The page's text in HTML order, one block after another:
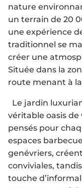
nature
un terrain de 20
une expérience
traditionnel se
créer une
Située dans la
route menant à
Le jardin luxuriant qui entoure la villa est un
véritable oasis de
pensés pour
espaces
genévriers,
conviviales,
touche